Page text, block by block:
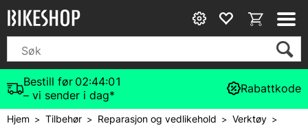
Bestill før 02:44:01
– vi sender i dag*
Rabattkode
Hjem>Tilbehør> Reparasjon og vedlikehold >Verktøy>